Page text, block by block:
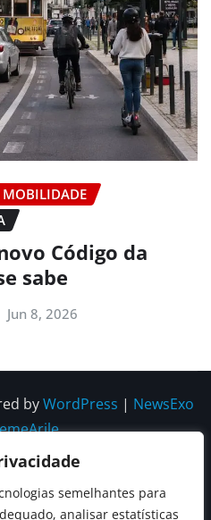
semelhantes para
analisar estatísticas
MOBILIDADE
Código da
sabe
Jun 8, 2026
byWordPress | NewsExo
correções e